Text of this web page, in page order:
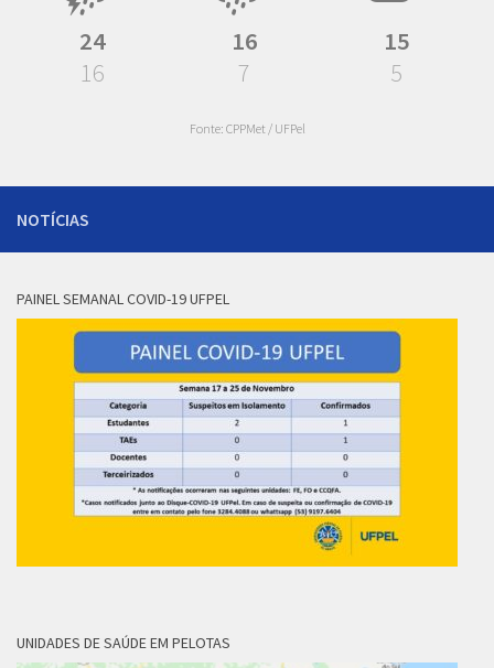
24
16
16
7
15
5
Fonte: CPPMet / UFPel
NOTÍCIAS
PAINEL SEMANAL COVID-19 UFPEL
UNIDADES DE SAÚDE EM PELOTAS